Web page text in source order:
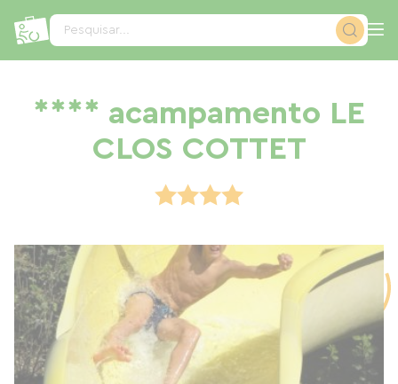
Pesquisar...
**** acampamento LE
CLOS COTTET
Painel de Gerenciamento de Cookies